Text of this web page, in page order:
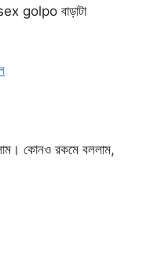
golpo বাড়াটা
কোনও রকমে বললাম,